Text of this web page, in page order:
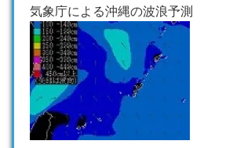
気象庁による沖縄の波浪予測